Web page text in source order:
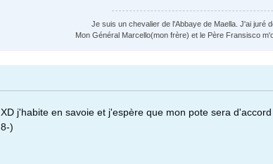
Je suis un chevalier de l'Abbaye de Maella. J'ai juré
Mon Général Marcello(mon frère) et le Père Fransisco
XD j'habite en savoie et j'espère que mon pote sera
8-)